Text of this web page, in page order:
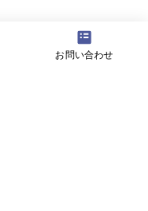
お問い合わせ